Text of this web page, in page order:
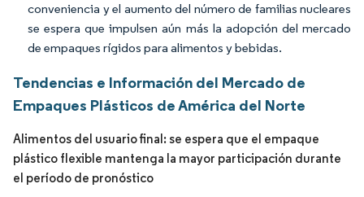
conveniencia y el aumento del número de familias nucleares
se espera que impulsen aún más la adopción del mercado
de empaques rígidos para alimentos y bebidas.
Tendencias e Información del Mercado de
Empaques Plásticos de América del Norte
Alimentos del usuario final: se espera que el empaque
plástico flexible mantenga la mayor participación durante
el período de pronóstico